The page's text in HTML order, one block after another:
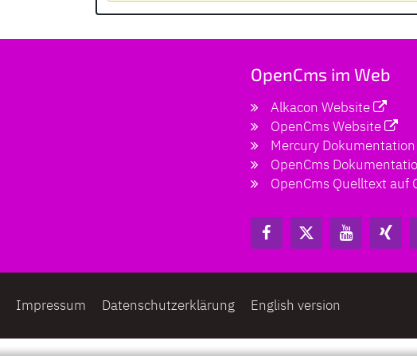
OpenCms im Web
Alkacon Website
OpenCms Website
Mercury Dokumentation
OpenCms
OpenCms Quelltext auf
Impressum Datenschutzerklärung English version